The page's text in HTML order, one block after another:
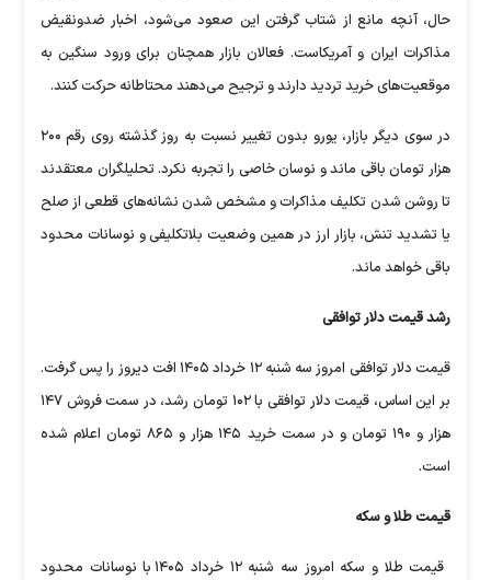
حال، آنچه مانع از شتاب گرفتن این صعود می‌شود، اخبار ضدونقیض
مذاکرات ایران و آمریکاست. فعالان بازار همچنان برای ورود سنگین به
موقعیت‌های خرید تردید دارند و ترجیح می‌دهند محتاطانه حرکت کنند.
در سوی دیگر بازار، یورو بدون تغییر نسبت به روز گذشته روی رقم ۲۰۰
هزار تومان باقی ماند و نوسان خاصی را تجربه نکرد. تحلیلگران معتقدند
تا روشن شدن تکلیف مذاکرات و مشخص شدن نشانه‌های قطعی از صلح
یا تشدید تنش، بازار ارز در همین وضعیت بلاتکلیفی و نوسانات محدود
باقی خواهد ماند.
رشد قیمت دلار توافقی
قیمت دلار توافقی امروز سه شنبه ۱۲ خرداد ۱۴۰۵ افت دیروز را پس گرفت.
بر این اساس، قیمت دلار توافقی با ۱۰۲ تومان رشد، در سمت فروش ۱۴۷
هزار و ۱۹۰ تومان و در سمت خرید ۱۴۵ هزار و ۸۶۵ تومان اعلام شده
است.
قیمت طلا و سکه
قیمت طلا و سکه امروز سه شنبه ۱۲ خرداد ۱۴۰۵ با نوسانات محدود